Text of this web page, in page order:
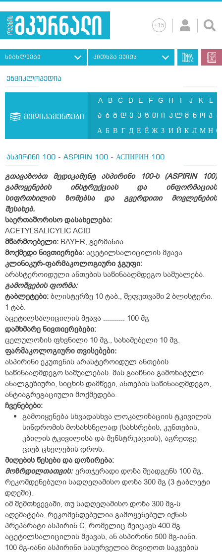
სიახლეები კითხვა ექიმს
ენციკლოპედია
მედიკამენტები
A B C D E F G H I J K L
ა ბ გ დ ე ვ ზ თ ი კ ლ მ ნ ო პ ჟ
А Б В Г Д Е Ё Ж З И Й К Л М Н О
ასპირინი 100 - ASPIRIN 100 - АСПИРИН 100
გთავაზობთ მედიკამენტ ასპირინი 100-ს (ASPIRIN 100)
გამოყენების ინსტრუქციას და ინფორმაციას
სიფრთხილის ზომებსა და გვერდითი მოვლენების
შესახებ.
საერთაშორისო დასახელება:
ACETYLSALICYLIC ACID
მწარმოებელი: BAYER, გერმანია
მოქმედი ნივთიერება: აცეტილსალიცილის მჟავა
კლინიკურ-ფარმაკოლოგიური ჯგუფი:
არასტეროიდული ანთების საწინააღმდეგო საშუალება.
გამოშვების ფორმა:
ტაბლეტები: ბლისტერზე 10 ტაბ., შეფუთვაში 2 ბლისტერი.
1 ტაბ.
აცეტილსალიცილის მჟავა ........... 100 მგ
დამხმარე ნივთიერებები:
ცელულოზის ფხვნილი 10 მგ., სახამებელი 10 მგ.
ფარმაკოლოგიური თვისებები:
ასპირინი ეკუთვნის არასტეროიდულ ანთების
საწინააღმდეგო საშუალებას. მას გააჩნია გამოხატული
ანალგეზიური, სიცხის დამწევი, ანთების საწინააღმდეგო,
ანტიაგრეგაციული მოქმედება.
ჩვენებები:
გამოიყენება სხვადასხვა ლოკალიზაციის ტკივილის
სინდრომის მოსახსნელად (სახსრების, კუნთების,
კბილის ტკივილისა და მენსტრუაციის), აგრეთვე
ციებ-ცხელების დროს.
მიღების წესები და დოზირება:
მოზრდილთათვის:ერთჯერადი დოზა შეადგენს 100 მგ.
რეკომდენებული სადღეღამისო დოზა 300 მგ (3 ტაბლეტი
დღეში).
იმ შემთხვევაში, თუ სადღეღამისო დოზა 300 მგ-ს
აღემატება, რეკომენდებულია გამოყენებულ იქნას
პრეპარატი ასპირინ C, რომელიც შეიცავს 400 მგ
აცეტილსალიცილის მჟავას, ან ასპირინი 500 მგ-იანი.
100 მგ-იანი ასპირინი სასურველია მივიღოთ საკვების